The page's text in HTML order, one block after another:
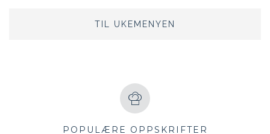
TIL UKEMENYEN
POPULÆRE OPPSKRIFTER